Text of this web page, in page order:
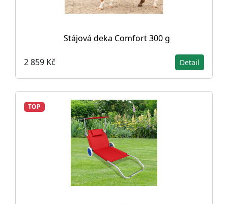
Stájová deka Comfort 300 g
2 859 Kč Detail
TOP